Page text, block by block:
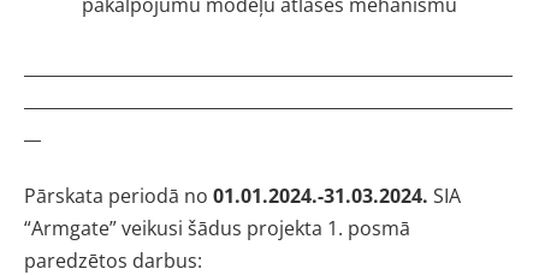
Pārskata periodā no 01.01.2024.-31.03.2024. SIA
“Armgate” veikusi šādus projekta 1. posmā
paredzētos darbus: